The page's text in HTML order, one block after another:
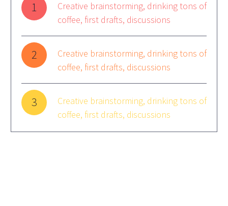
1
Creative brainstorming, drinking tons of
coffee, first drafts, discussions
2
Creative brainstorming, drinking tons of
coffee, first drafts, discussions
3
Creative brainstorming, drinking tons of
coffee, first drafts, discussions